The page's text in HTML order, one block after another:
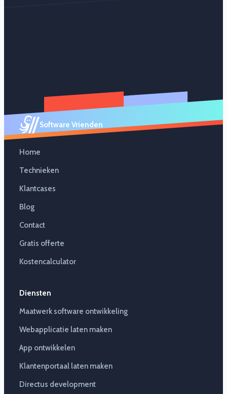
Software Vrienden
Home
Technieken
Klantcases
Blog
Contact
Gratis offerte
Kostencalculator
Diensten
Maatwerk software ontwikkeling
Webapplicatie laten maken
App ontwikkelen
Klantenportaal laten maken
Directus development